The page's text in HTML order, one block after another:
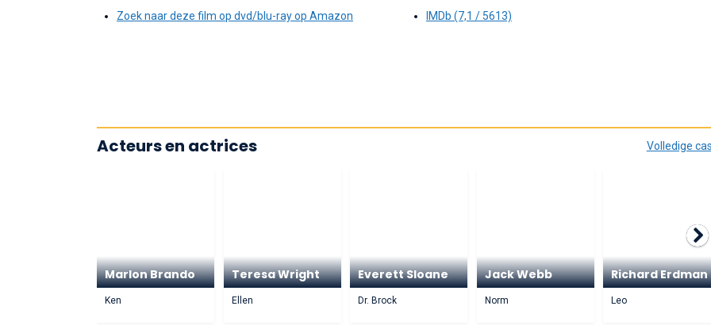
Zoek naar deze film op dvd/blu-ray op Amazon IMDb (7,1 / 5613)
Volledige
Acteurs en actrices
Marlon Brando
Ken
Teresa Wright
Ellen
Everett Sloane
Dr. Brock
Jack Webb
Norm
Richard Erdman
Leo